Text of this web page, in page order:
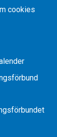
cookies